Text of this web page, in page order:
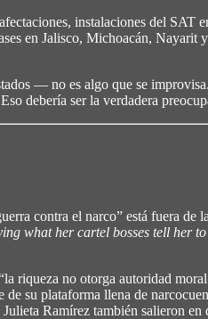
instalaciones del
en Jalisco, Michoacán,
— no es algo que se
debería ser la verdadera
contra el narco” está fuera
what her cartel bosses tell her
no otorga autoridad
su plataforma llena de
Ramírez también salieron en